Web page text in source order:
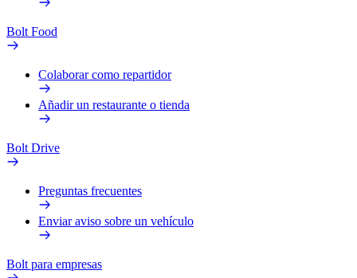
Bolt Food
Colaborar como repartidor
Añadir un restaurante o tienda
Bolt Drive
Preguntas frecuentes
Enviar aviso sobre un vehículo
Bolt para empresas